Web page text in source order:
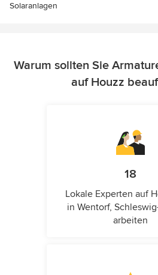
Solaranlagen
Warum sollten Sie
auf Houzz
18
Lokale Experten auf
in Wentorf,
arbeiten